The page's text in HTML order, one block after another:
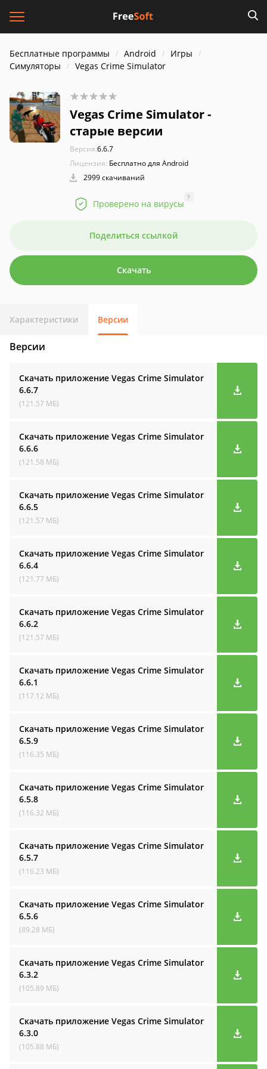
Бесплатные программы Android
Игры
Симуляторы
Vegas Crime Simulator
Vegas Crime Simulator -
старые версии
Версия:6.6.7
Лицензия: Бесплатно для Android
2999 скачиваний
Проверено на вирусы
?
Поделиться ссылкой
Скачать
Характеристики Версии
Версии
Скачать приложение Vegas Crime Simulator
6.6.7
(121.57 МБ)
Скачать приложение Vegas Crime Simulator
6.6.6
(121.58 МБ)
Скачать приложение Vegas Crime Simulator
6.6.5
(121.57 МБ)
Скачать приложение Vegas Crime Simulator
6.6.4
(121.77 МБ)
Скачать приложение Vegas Crime Simulator
6.6.2
(121.57 МБ)
Скачать приложение Vegas Crime Simulator
6.6.1
(117.12 МБ)
Скачать приложение Vegas Crime Simulator
6.5.9
(116.35 МБ)
Скачать приложение Vegas Crime Simulator
6.5.8
(116.32 МБ)
Скачать приложение Vegas Crime Simulator
6.5.7
(116.23 МБ)
Скачать приложение Vegas Crime Simulator
6.5.6
(89.28 МБ)
Скачать приложение Vegas Crime Simulator
6.3.2
(105.89 МБ)
Скачать приложение Vegas Crime Simulator
6.3.0
(105.88 МБ)